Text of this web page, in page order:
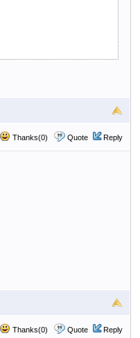
Thanks(0) Quote Reply
Thanks(0) Quote Reply